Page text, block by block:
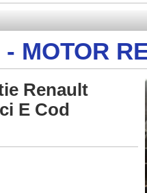
MOTOR
Renault
E Cod